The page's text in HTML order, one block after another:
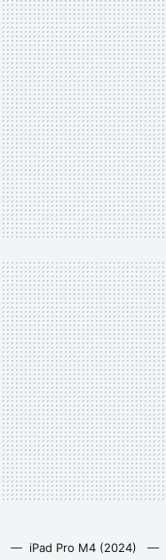
iPad Pro M4 (2024)